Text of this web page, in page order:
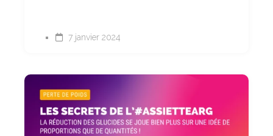
7 janvier 2024